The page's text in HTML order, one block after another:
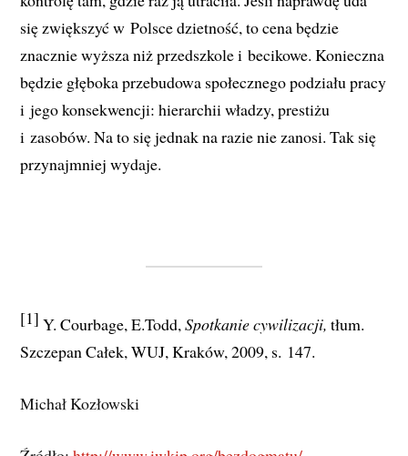
się zwiększyć w Polsce dzietność, to cena będzie
znacznie wyższa niż przedszkole i becikowe. Konieczna
będzie głęboka przebudowa społecznego podziału pracy
i jego konsekwencji: hierarchii władzy, prestiżu
i zasobów. Na to się jednak na razie nie zanosi. Tak się
przynajmniej wydaje.
[1] Y. Courbage, E.Todd,Spotkanie cywilizacji,tłum.
Szczepan Całek, WUJ, Kraków, 2009, s. 147.
Michał Kozłowski